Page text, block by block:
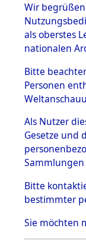
BESTÄNDE
1.
mente
1.2.9
Effekten
1.2.9.1
dem
1.2.9.2
dem
Wir
als oberstes
nationalen
Bitte
Personen
Als Nutzer
Gesetze und
Bitte
bestimmter
Sie möchten